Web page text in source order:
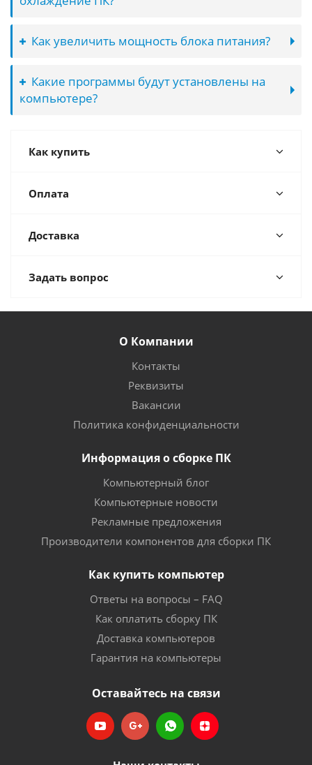
Как увеличить мощность блока питания?
Какие программы будут установлены на
компьютере?
Как купить
Оплата
Доставка
Задать вопрос
О Компании
Контакты
Реквизиты
Вакансии
Политика конфиденциальности
Информация о сборке ПК
Компьютерный блог
Компьютерные новости
Рекламные предложения
Производители компонентов для сборки ПК
Как купить компьютер
Ответы на вопросы – FAQ
Как оплатить сборку ПК
Доставка компьютеров
Гарантия на компьютеры
Оставайтесь на связи